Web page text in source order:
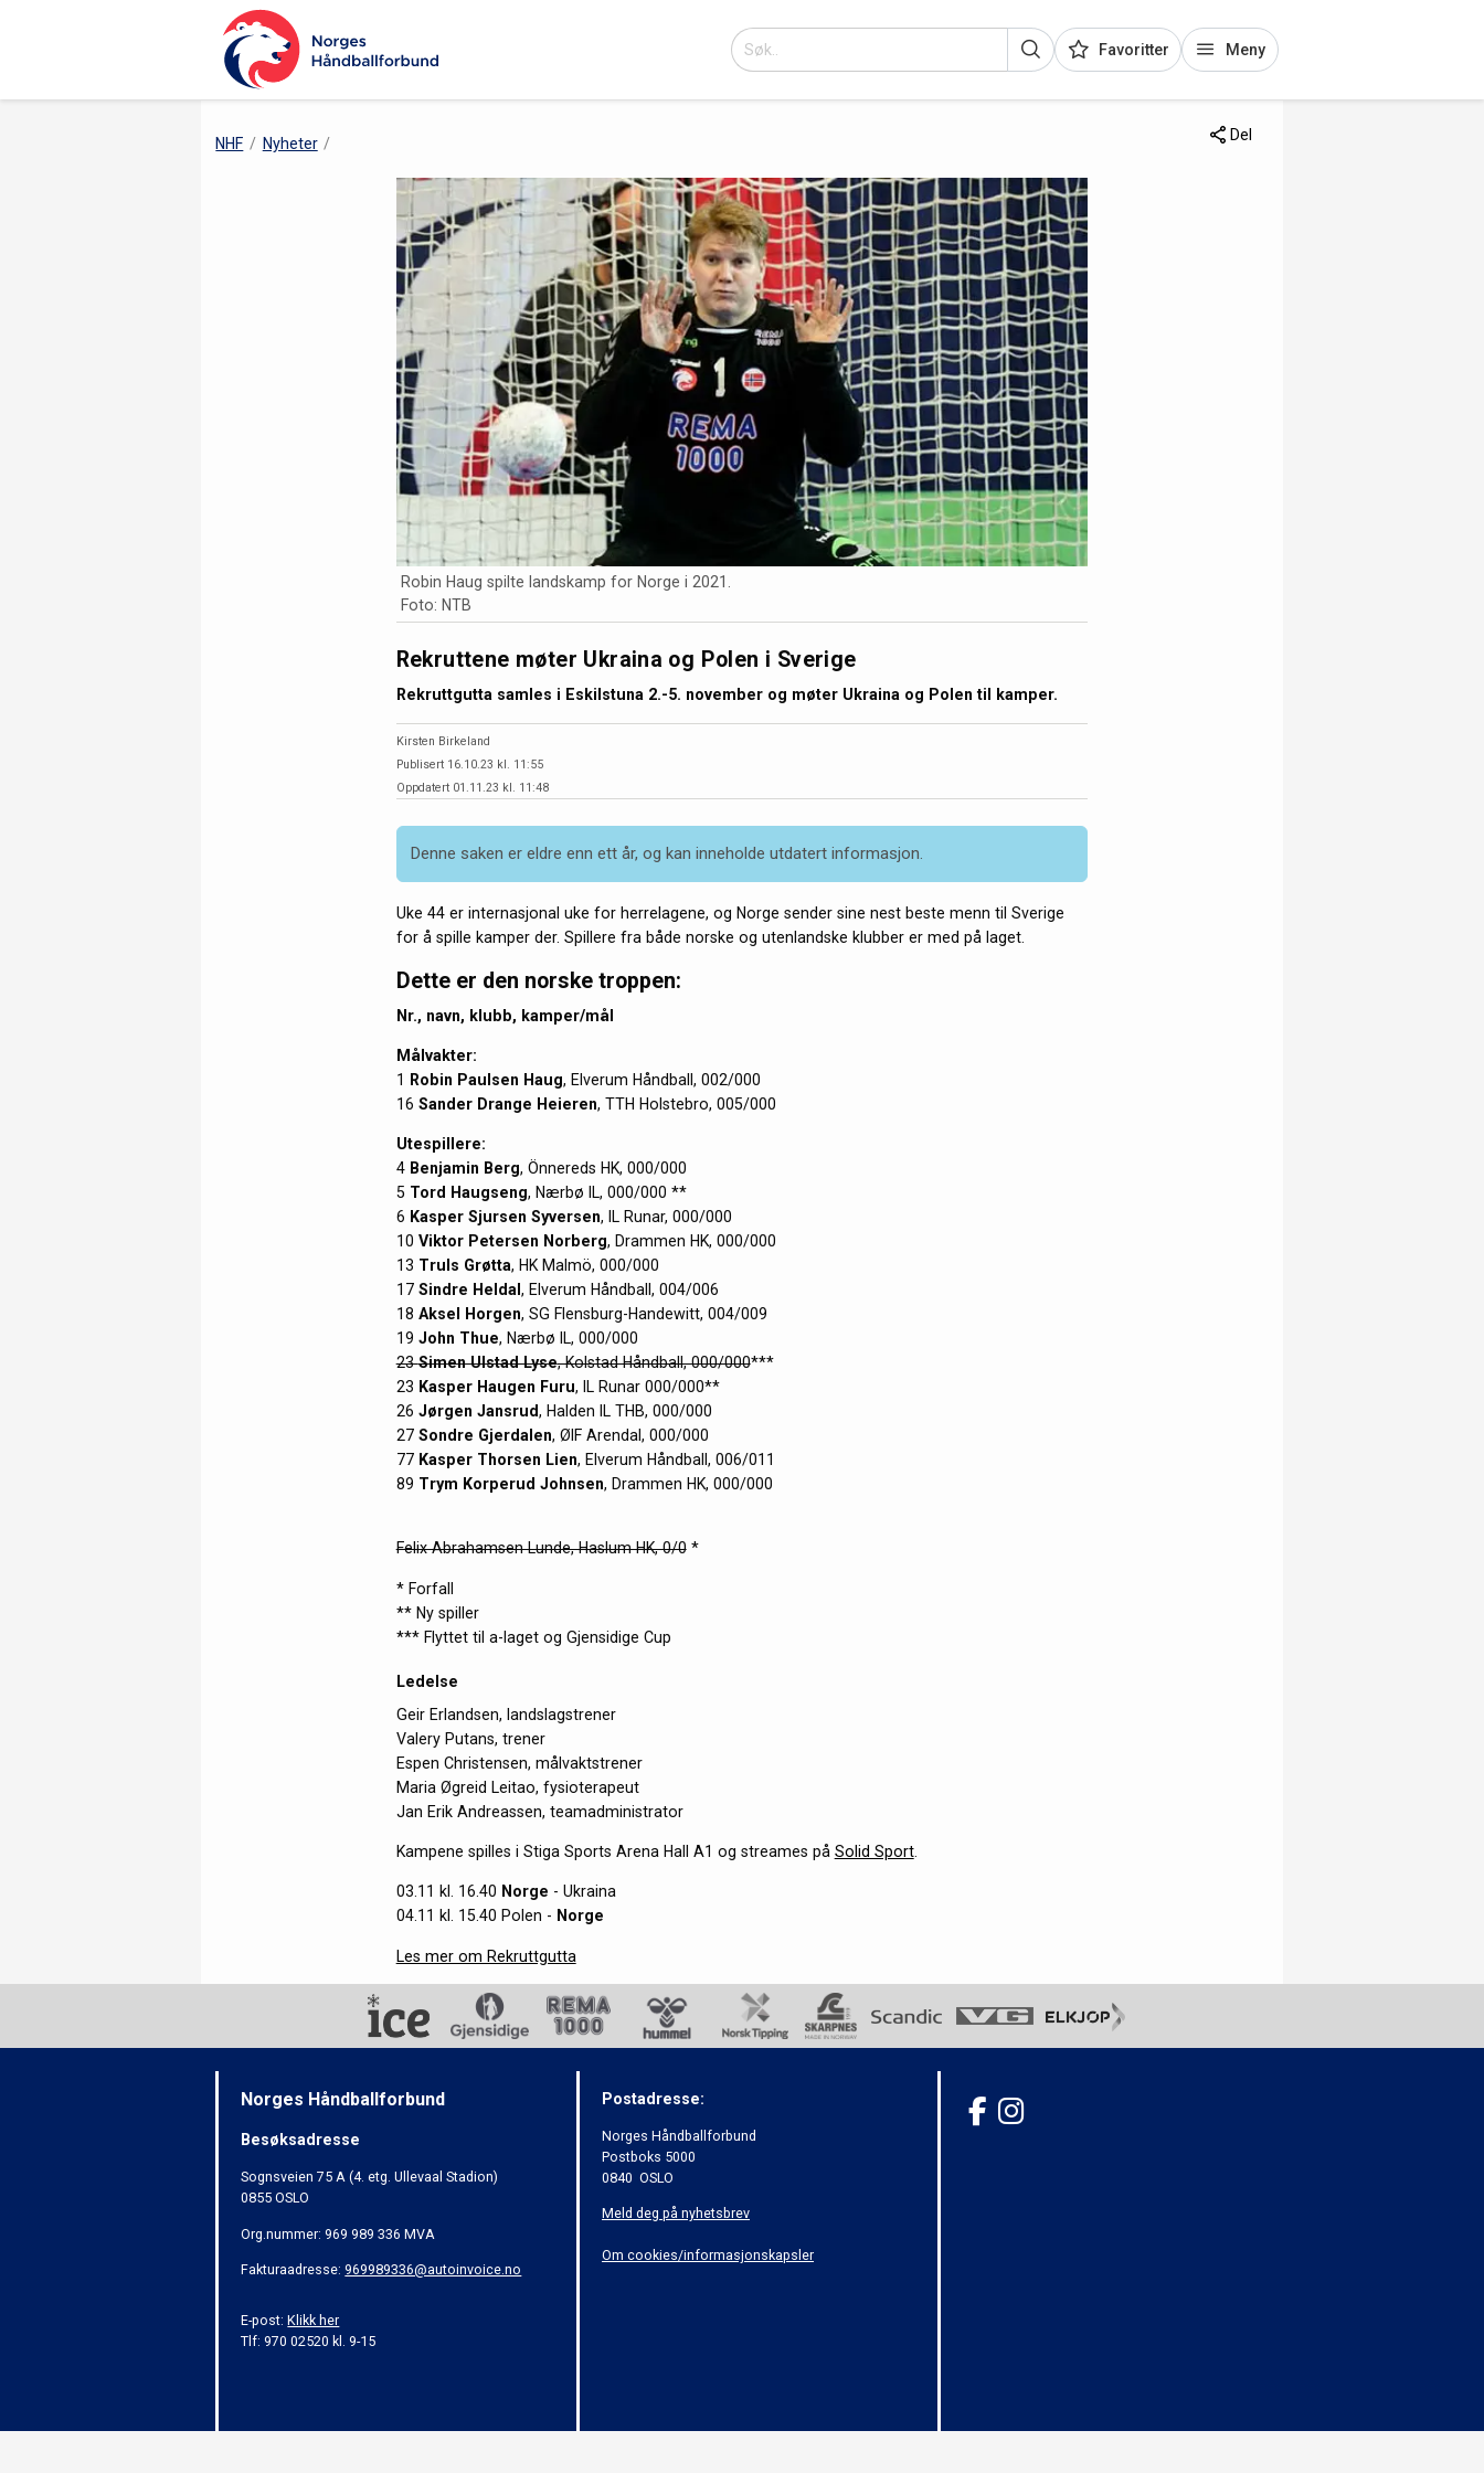
Favoritter Meny
NHF Nyheter Del
Robin Haug spilte landskamp for Norge i 2021.
Foto: NTB
Rekruttene møter Ukraina og Polen i Sverige
Rekruttgutta samles i Eskilstuna 2.-5. november og møter Ukraina og Polen til kamper.
Kirsten Birkeland
Publisert 16.10.23 kl. 11:55
Oppdatert 01.11.23 kl. 11:48
Denne saken er eldre enn ett år, og kan inneholde utdatert informasjon.
Uke 44 er internasjonal uke for herrelagene, og Norge sender sine nest beste menn til Sverige
for å spille kamper der. Spillere fra både norske og utenlandske klubber er med på laget.
Dette er den norske troppen:
Nr., navn, klubb, kamper/mål
Målvakter:
1
Robin Paulsen Haug, Elverum Håndball, 002/000
16 Sander Drange Heieren, TTH Holstebro, 005/000
Utespillere:
4 Benjamin Berg, Önnereds HK, 000/000
5 Tord Haugseng, Nærbø IL, 000/000 **
6 Kasper Sjursen Syversen, IL Runar, 000/000
10 Viktor Petersen Norberg, Drammen HK, 000/000
13 Truls Grøtta, HK Malmö, 000/000
17 Sindre Heldal , Elverum Håndball, 004/006
18 Aksel Horgen, SG Flensburg-Handewitt, 004/009
19 John Thue, Nærbø IL, 000/000
23Simen Ulstad Lyse, Kolstad Håndball, 000/000***
23 Kasper Haugen Furu, IL Runar 000/000**
26 Jørgen Jansrud, Halden IL THB, 000/000
27 Sondre Gjerdalen, ØIF Arendal, 000/000
77Kasper Thorsen Lien, Elverum Håndball, 006/011
89 Trym Korperud Johnsen, Drammen HK, 000/000
Felix Abrahamsen Lunde, Haslum HK, 0/0*
* Forfall
** Ny spiller
*** Flyttet til a-laget og Gjensidige Cup
Ledelse
Geir Erlandsen, landslagstrener
Valery Putans, trener
Espen Christensen, målvaktstrener
Maria Øgreid Leitao, fysioterapeut
Jan Erik Andreassen, teamadministrator
Kampene spilles i Stiga Sports Arena Hall A1 og streames på Solid Sport.
03.11 kl. 16.40 Norge - Ukraina
04.11 kl. 15.40 Polen - Norge
Les mer om Rekruttgutta
Norges Håndballforbund
Besøksadresse
Sognsveien 75 A (4. etg. Ullevaal Stadion)
0855 OSLO
Org.nummer: 969 989 336 MVA
Fakturaadresse:969989336@autoinvoice.no
E-post:Klikk her
Tlf: 970 02520 kl. 9-15
Postadresse:
Norges Håndballforbund
Postboks 5000
0840 OSLO
Meld deg på nyhetsbrev
Om cookies/informasjonskapsler